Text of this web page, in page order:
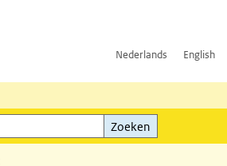
Nederlands English
Zoeken